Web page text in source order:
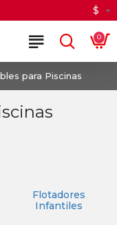
$
0
para Piscinas
Flotadores
Infantiles